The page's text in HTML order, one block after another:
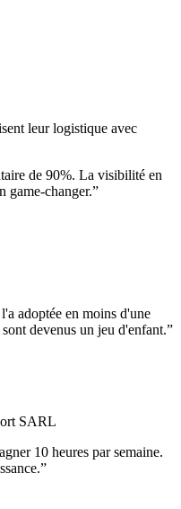
leur logistique avec
de 90%. La visibilité en
game-changer.”
adoptée en moins d'une
devenus un jeu d'enfant.”
SARL
10 heures par semaine.
”